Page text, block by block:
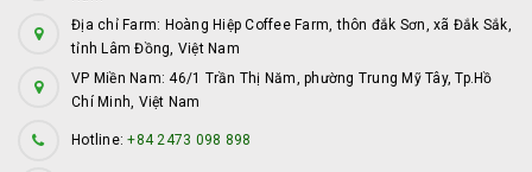
Địa chỉ Farm: Hoàng Hiệp Coffee Farm, thôn đắk Sơn, xã Đắk Sắk,
tỉnh Lâm Đồng, Việt Nam
VP Miền Nam: 46/1 Trần Thị Năm, phường Trung Mỹ Tây, Tp.Hồ
Chí Minh, Việt Nam
Hotline:+84 2473 098 898